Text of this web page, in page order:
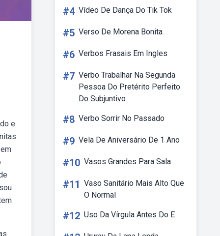
e
#4 Vídeo De Dança Do Tik Tok
#5 Verso De Morena Bonita
#6 Verbos Frasais Em Ingles
#7 Verbo Trabalhar Na Segunda
Pessoa Do Pretérito Perfeito
Do Subjuntivo
#8 Verbo Sorrir No Passado
#9 Vela De Aniversário De 1 Ano
#10 Vasos Grandes Para Sala
#11 Vaso Sanitário Mais Alto Que
O Normal
#12 Uso Da Vírgula Antes Do E